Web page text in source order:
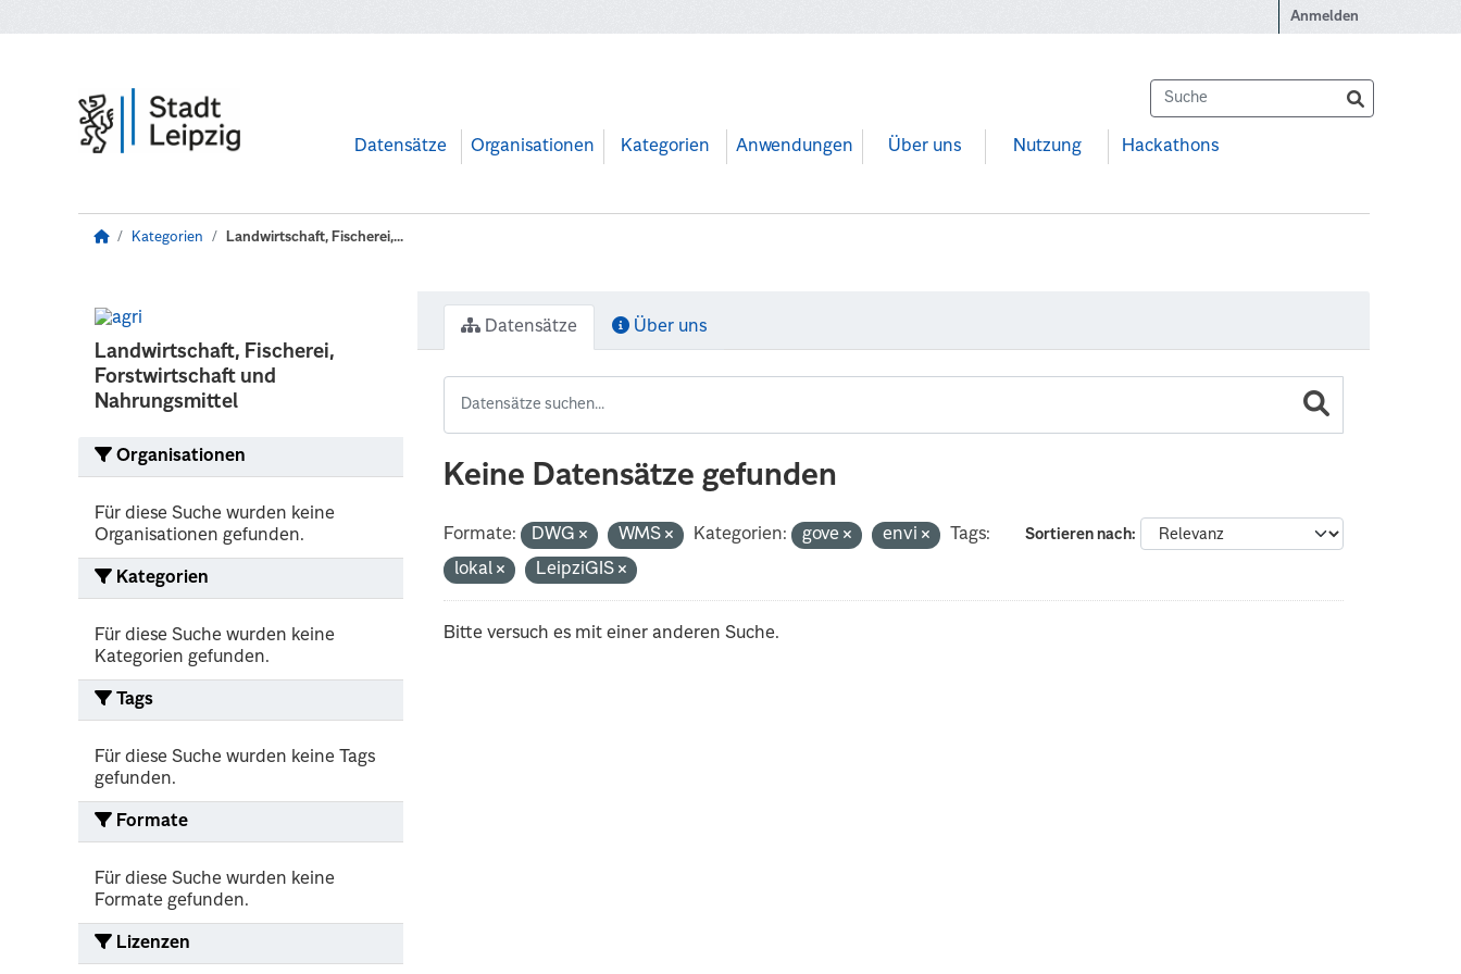
Anmelden
Datensätze Organisationen Kategorien Anwendungen Über uns Nutzung Hackathons
Kategorien Landwirtschaft, Fischerei,...
Landwirtschaft, Fischerei,
Forstwirtschaft und
Nahrungsmittel
Organisationen
Für diese Suche wurden keine
Organisationen gefunden.
Kategorien
Für diese Suche wurden keine
Kategorien gefunden.
Tags
Für diese Suche wurden keine Tags
gefunden.
Formate
Für diese Suche wurden keine
Formate gefunden.
Lizenzen
Datensätze Über uns
Keine Datensätze gefunden
Sortieren nach
Formate: DWG WMS Kategorien: gove envi
Tags:
lokal
LeipziGIS
Bitte versuch es mit einer anderen Suche.